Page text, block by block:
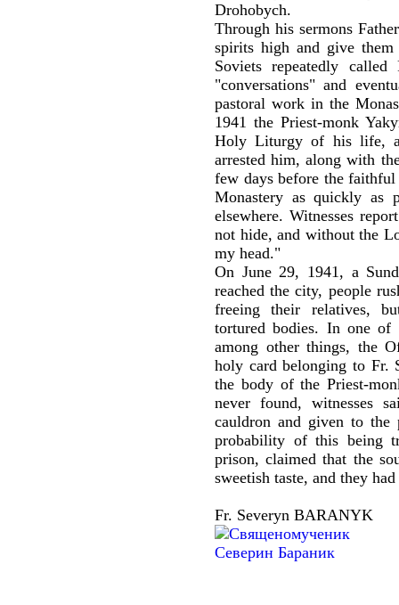
Drohobych.
Through his sermons
spirits high and give
Soviets repeatedly
"conversations" and
pastoral work in the
1941 the Priest-monk
Holy Liturgy of his life,
arrested him, along with
few days before the faithful
Monastery as quickly as
elsewhere. Witnesses
not hide, and without the
my head."
On June 29, 1941, a
reached the city, people
freeing their relatives,
tortured bodies. In one of
among other things, the
holy card belonging to Fr.
the body of the Priest-
never found, witnesses
cauldron and given to the
probability of this being
prison, claimed that the
sweetish taste, and they
Fr. Severyn BARANYK